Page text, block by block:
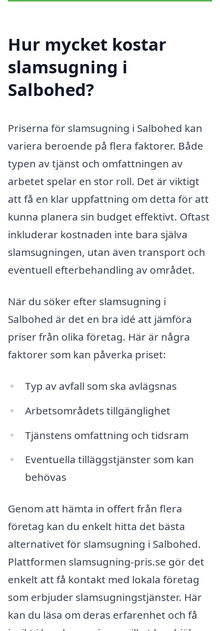
Hur mycket kostar
slamsugning i
Salbohed?
Priserna för slamsugning i Salbohed kan
variera beroende på flera faktorer. Både
typen av tjänst och omfattningen av
arbetet spelar en stor roll. Det är viktigt
att få en klar uppfattning om detta för att
kunna planera sin budget effektivt. Oftast
inkluderar kostnaden inte bara själva
slamsugningen, utan även transport och
eventuell efterbehandling av området.
När du söker efter slamsugning i
Salbohed är det en bra idé att jämföra
priser från olika företag. Här är några
faktorer som kan påverka priset:
Typ av avfall som ska avlägsnas
Arbetsområdets tillgänglighet
Tjänstens omfattning och tidsram
Eventuella tilläggstjänster som kan
behövas
Genom att hämta in offert från flera
företag kan du enkelt hitta det bästa
alternativet för slamsugning i Salbohed.
Plattformen slamsugning-pris.se gör det
enkelt att få kontakt med lokala företag
som erbjuder slamsugningstjänster. Här
kan du läsa om deras erfarenhet och få